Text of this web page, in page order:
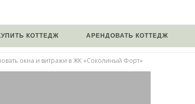
КОТТЕДЖ АРЕНДОВАТЬ КОТТЕДЖ
окна и витражи в ЖК «Соколиный Форт»